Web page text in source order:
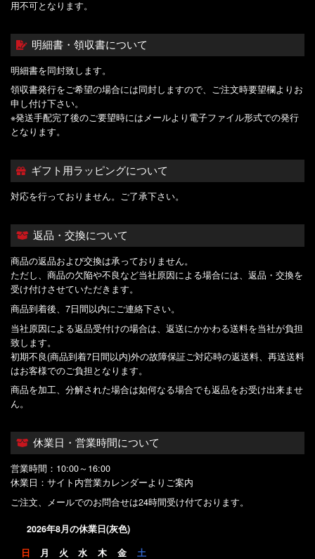
用不可となります。
明細書・領収書について
明細書を同封致します。
領収書発行をご希望の場合には同封しますので、ご注文時要望欄よりお
申し付け下さい。
※発送手配完了後のご要望時にはメールより電子ファイル形式での発行
となります。
ギフト用ラッピングについて
対応を行っておりません。ご了承下さい。
返品・交換について
商品の返品および交換は承っておりません。
ただし、商品の欠陥や不良など当社原因による場合には、返品・交換を
受け付けさせていただきます。
商品到着後、7日間以内にご連絡下さい。
当社原因による返品受付けの場合は、返送にかかわる送料を当社が負担
致します。
初期不良(商品到着7日間以内)外の故障保証ご対応時の返送料、再送送料
はお客様でのご負担となります。
商品を加工、分解された場合は如何なる場合でも返品をお受け出来ませ
ん。
休業日・営業時間について
営業時間：10:00～16:00
休業日：サイト内営業カレンダーよりご案内
ご注文、メールでのお問合せは24時間受け付ております。
2026年8月の休業日(灰色)
日 月 火 水 木 金 土